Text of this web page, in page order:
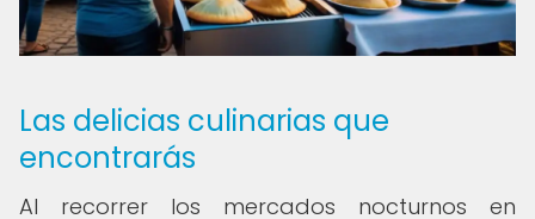
Las delicias culinarias que
encontrarás
Al recorrer los mercados nocturnos en